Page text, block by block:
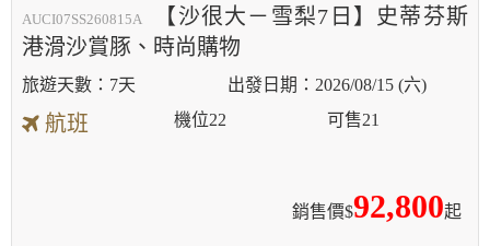
AUCI07SS260815A
【沙很大－雪梨7日】史蒂芬斯
港滑沙賞豚、時尚購物
7天 2026/08/15 (六)
航班
銷售價$92,800起
機位22 可售21